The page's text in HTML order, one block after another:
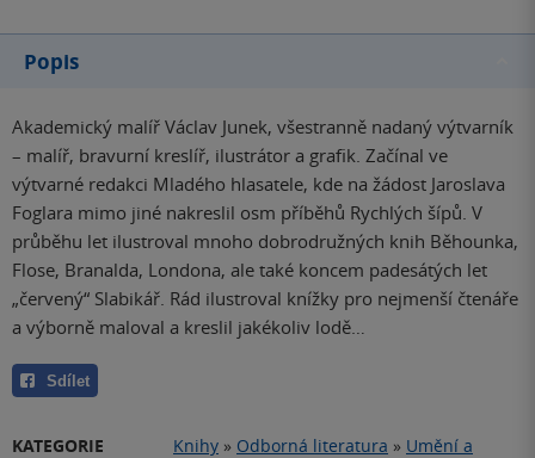
Popis
Akademický malíř Václav Junek, všestranně nadaný výtvarník
– malíř, bravurní kreslíř, ilustrátor a grafik. Začínal ve
výtvarné redakci Mladého hlasatele, kde na žádost Jaroslava
Foglara mimo jiné nakreslil osm příběhů Rychlých šípů. V
průběhu let ilustroval mnoho dobrodružných knih Běhounka,
Flose, Branalda, Londona, ale také koncem padesátých let
„červený“ Slabikář. Rád ilustroval knížky pro nejmenší čtenáře
a výborně maloval a kreslil jakékoliv lodě…
Sdílet
KATEGORIE Knihy » Odborná literatura » Umění a